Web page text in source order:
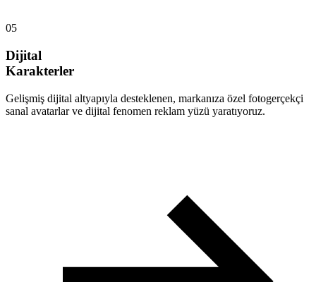
05
Dijital
Karakterler
Gelişmiş dijital altyapıyla desteklenen, markanıza özel fotogerçekçi
sanal avatarlar ve dijital fenomen reklam yüzü yaratıyoruz.